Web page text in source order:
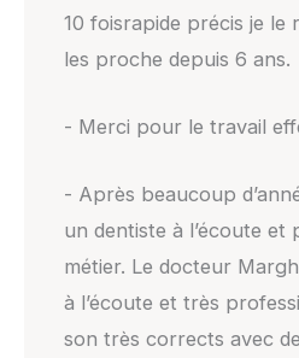
10 foisrapide précis je le
les proche depuis 6 ans.
- Merci pour le travail
- Après beaucoup
un dentiste à l’écoute et
métier. Le docteur
à l’écoute et très
son très corrects avec